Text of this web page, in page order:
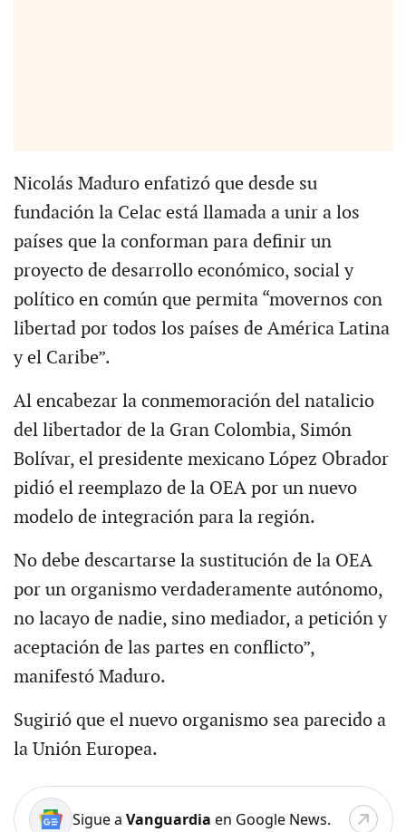
Nicolás Maduro enfatizó que desde su
fundación la Celac está llamada a unir a los
países que la conforman para definir un
proyecto de desarrollo económico, social y
político en común que permita “movernos con
libertad por todos los países de América Latina
y el Caribe”.
Al encabezar la conmemoración del natalicio
del libertador de la Gran Colombia, Simón
Bolívar, el presidente mexicano López Obrador
pidió el reemplazo de la OEA por un nuevo
modelo de integración para la región.
No debe descartarse la sustitución de la OEA
por un organismo verdaderamente autónomo,
no lacayo de nadie, sino mediador, a petición y
aceptación de las partes en conflicto”,
manifestó Maduro.
Sugirió que el nuevo organismo sea parecido a
la Unión Europea.
Sigue a Vanguardia en Google News.